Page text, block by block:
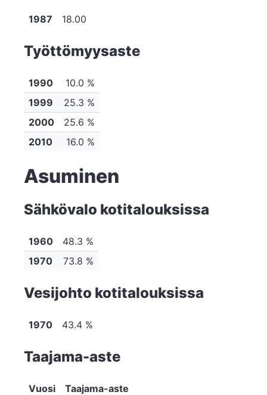
1987 18.00
Työttömyysaste
1990
10.0 %
1999
25.3 %
2000
25.6 %
2010
16.0 %
Asuminen
Sähkövalo kotitalouksissa
1960
48.3 %
1970
73.8 %
Vesijohto kotitalouksissa
1970 43.4 %
Taajama-aste
Vuosi
Taajama-aste